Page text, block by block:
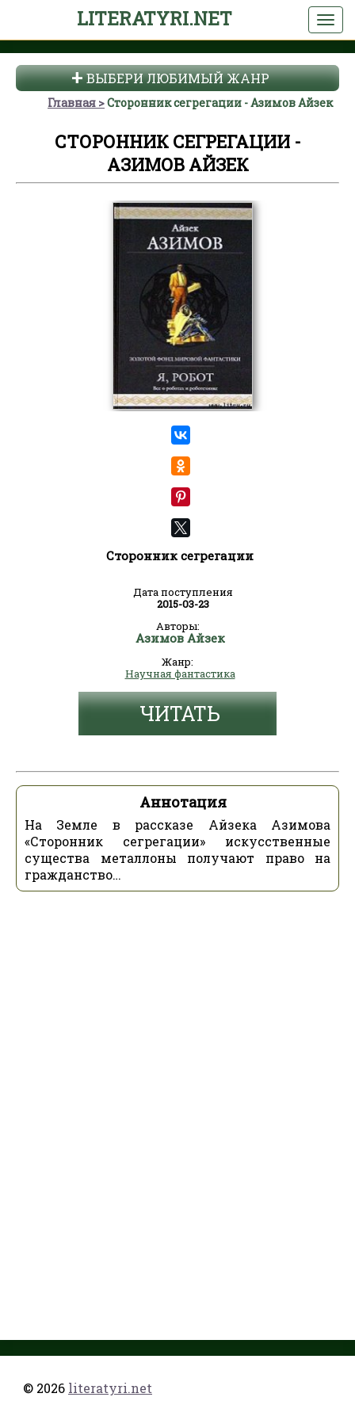
LITERATYRI.NET
ВЫБЕРИ ЛЮБИМЫЙ ЖАНР
Главная Сторонник сегрегации - Азимов Айзек
СТОРОННИК СЕГРЕГАЦИИ -
АЗИМОВ АЙЗЕК
Сторонник сегрегации
Дата поступления
2015-03-23
Авторы:
Азимов Айзек
Жанр:
Научная фантастика
ЧИТАТЬ
Аннотация
На Земле в рассказе Айзека Азимова
«Сторонник сегрегации» искусственные
существа металлоны получают право на
гражданство…
© 2026 literatyri.net